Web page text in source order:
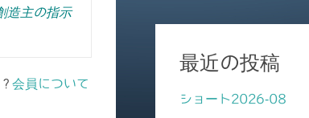
造主の指示
? 会員について
最近の投稿
ショート2026-08